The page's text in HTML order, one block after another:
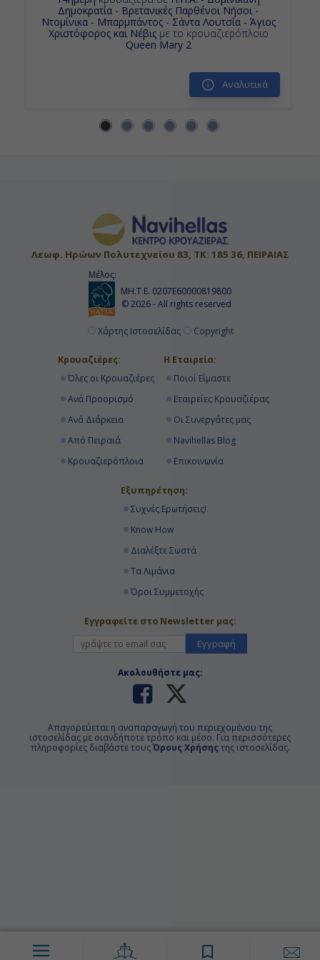
Δημοκρατία - Βρετανικές Παρθένοι Νήσοι -
Ντομίνικα - Μπαρμπάντος - Σάντα Λουτσία - Άγιος
Χριστόφορος και Νέβιςμε το κρουαζιερόπλοιο
Queen Mary 2
Αναλυτικά
Λεωφ. Ηρώων Πολυτεχνείου 83, ΤΚ: 185 36, ΠΕΙΡΑΙΑΣ
Μέλος:
ΜΗ.Τ.Ε. 0207Ε60000819800
© 2026 - All rights reserved
Χάρτης Ιστοσελίδας Copyright
Κρουαζιέρες:
Όλες οι Κρουαζιέρες
Ανά Προορισμό
Ανά Διάρκεια
Από Πειραιά
Κρουαζιερόπλοια
Η Εταιρεία:
Ποιοί Είμαστε
Εταιρείες Κρουαζιέρας
Οι Συνεργάτες μας
Navihellas Blog
Επικοινωνία
Εξυπηρέτηση:
Συχνές Ερωτήσεις!
Know How
Διαλέξτε Σωστά
Τα Λιμάνια
Όροι Συμμετοχής
Εγγραφείτε στο Newsletter μας:
Εγγραφή
Ακολουθήστε μας:
Απαγορεύεται η αναπαραγωγή του περιεχομένου της
ιστοσελίδας με οιανδήποτε τρόπο και μέσο. Για περισσότερες
πληροφορίες διαβάστε τουςΌρους Χρήσης της ιστοσελίδας.